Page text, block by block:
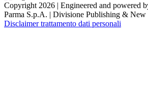
Copyright 2026 | Engineered and powered
Parma S.p.A. | Divisione Publishing & New
Disclaimer trattamento dati personali